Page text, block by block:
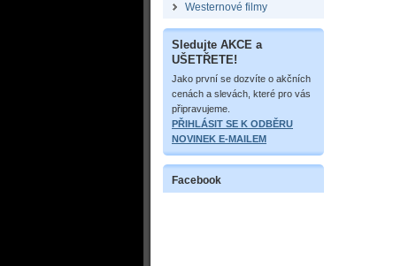
Westernové filmy
Sledujte AKCE a
UŠETŘETE!
Jako první se dozvíte o akčních
cenách a slevách, které pro vás
připravujeme.
PŘIHLÁSIT SE K ODBĚRU
NOVINEK E-MAILEM
Facebook